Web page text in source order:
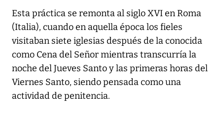
Esta práctica se remonta al siglo XVI en Roma
(Italia), cuando en aquella época los fieles
visitaban siete iglesias después de la conocida
como Cena del Señor mientras transcurría la
noche del Jueves Santo y las primeras horas del
Viernes Santo, siendo pensada como una
actividad de penitencia.